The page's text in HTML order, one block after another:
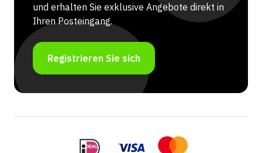
und erhalten Sie exklusive Angebote direkt in
Ihren Posteingang.
Registrieren Sie sich